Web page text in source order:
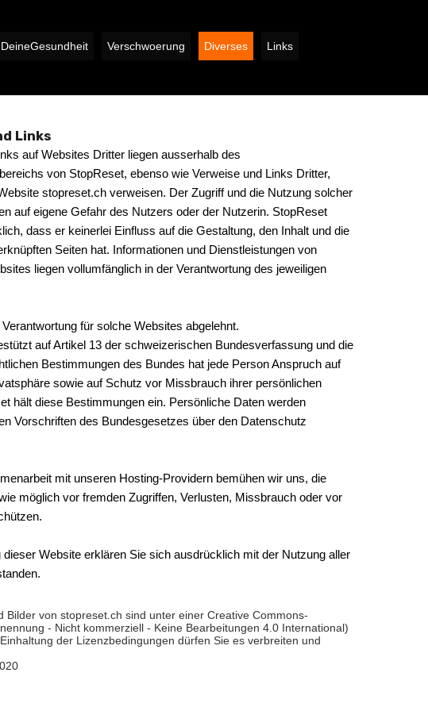
DeineGesundheit Verschwoerung Diverses Links
Links
auf Websites Dritter liegen ausserhalb des
von StopReset, ebenso wie Verweise und Links Dritter,
stopreset.ch verweisen. Der Zugriff und die Nutzung solcher
auf eigene Gefahr des Nutzers oder der Nutzerin. StopReset
dass er keinerlei Einfluss auf die Gestaltung, den Inhalt und die
Seiten hat. Informationen und Dienstleistungen von
liegen vollumfänglich in der Verantwortung des jeweiligen
für solche Websites abgelehnt.
auf Artikel 13 der schweizerischen Bundesverfassung und die
Bestimmungen des Bundes hat jede Person Anspruch auf
sowie auf Schutz vor Missbrauch ihrer persönlichen
hält diese Bestimmungen ein. Persönliche Daten werden
Vorschriften des Bundesgesetzes über den Datenschutz
mit unseren Hosting-Providern bemühen wir uns, die
möglich vor fremden Zugriffen, Verlusten, Missbrauch oder vor
dieser Website erklären Sie sich ausdrücklich mit der Nutzung aller
Bilder von stopreset.ch sind unter einer Creative Commons-
- Nicht kommerziell - Keine Bearbeitungen 4.0 International)
der Lizenzbedingungen dürfen Sie es verbreiten und